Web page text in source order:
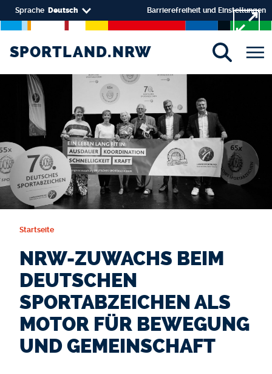
Direkt zum Inhalt
Select your language
Sprache Deutsch Barrierefreiheit und Einstellungen
SPORTLAND.NRW
SPORTLAND.NRW
Startseite
NRW-ZUWACHS BEIM
DEUTSCHEN
SPORTABZEICHEN ALS
MOTOR FÜR BEWEGUNG
UND GEMEINSCHAFT